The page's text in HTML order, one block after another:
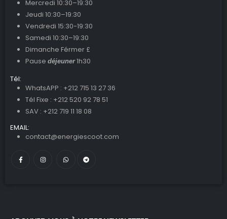
Mercredi 10:30–19:30
Jeudi 10:30–19:30
Vendredi 15:30-19:30
Samedi 10:30–19:30
Dimanche Férmer £
Pause déjeuner 1h30
Tél:
WhatsAPP : +212 715 13 27 36
Tél Fixe : +212 520 92 78 51
SAV : +212 719 11 18 08
EMAIL:
contact@energiescoot.com